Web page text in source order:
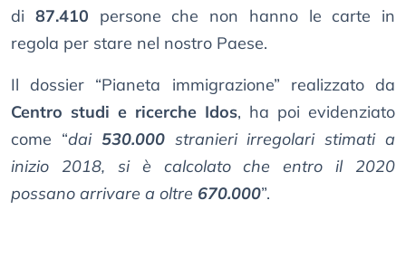
di 87.410 persone che non hanno le carte in
regola per stare nel nostro Paese.
Il dossier “Pianeta immigrazione” realizzato da
Centro studi e ricerche Idos, ha poi evidenziato
come “dai 530.000stranieri irregolari stimati a
inizio 2018, si è calcolato che entro il 2020
possano arrivare a oltre 670.000”.